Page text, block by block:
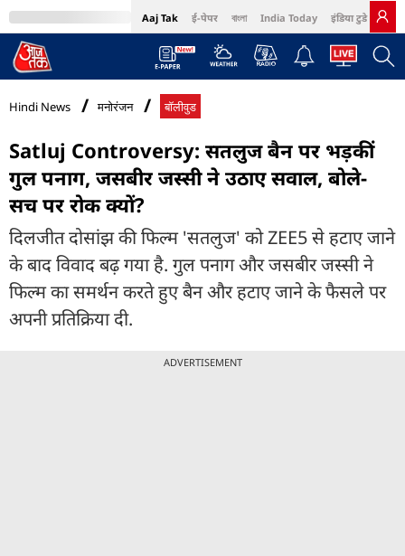
Aaj Tak ई-पेपर বাংলা India Today इंडिया टुडे हिंदी
MumbaiTak Cosmopolitan Harper's Bazaar Northeast
Hindi News मनोरंजन बॉलीवुड
Satluj Controversy: सतलुज बैन पर भड़कीं
गुल पनाग, जसबीर जस्सी ने उठाए सवाल, बोले-
सच पर रोक क्यों?
दिलजीत दोसांझ की फिल्म 'सतलुज' को ZEE5 से हटाए जाने
के बाद विवाद बढ़ गया है. गुल पनाग और जसबीर जस्सी ने
फिल्म का समर्थन करते हुए बैन और हटाए जाने के फैसले पर
अपनी प्रतिक्रिया दी.
ADVERTISEMENT